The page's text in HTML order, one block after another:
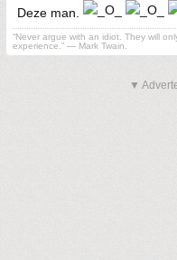
Deze man.
“Never argue with an idiot. They will
experience.” ― Mark Twain.
▼